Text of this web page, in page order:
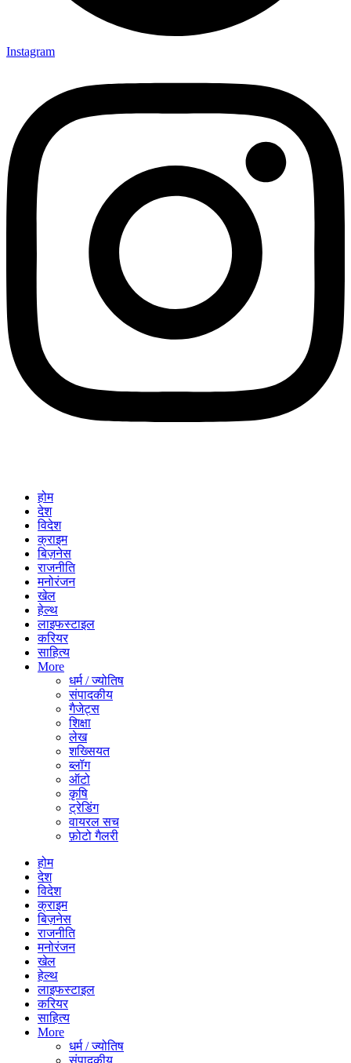
Instagram
होम
देश
विदेश
क्राइम
बिज़नेस
राजनीति
मनोरंजन
खेल
हेल्थ
लाइफस्टाइल
करियर
साहित्य
More
धर्म / ज्योतिष
संपादकीय
गैजेट्स
शिक्षा
लेख
शख्सियत
ब्लॉग
ऑटो
कृषि
ट्रेडिंग
वायरल सच
फ़ोटो गैलरी
होम
देश
विदेश
क्राइम
बिज़नेस
राजनीति
मनोरंजन
खेल
हेल्थ
लाइफस्टाइल
करियर
साहित्य
More
धर्म / ज्योतिष
संपादकीय